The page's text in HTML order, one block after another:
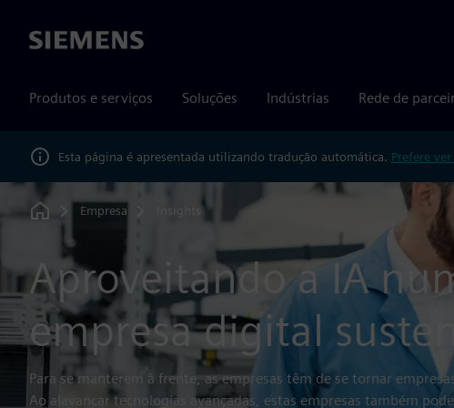
Siemens
Produtos e serviços Soluções Indústrias Rede de
Esta página é apresentada utilizando tradução automática. Prefere
Home
Empresa Insights
Aproveitando a IA
empresa digital
Para se manterem à frente, as empresas têm de se tornar
Ao alavancar tecnologias avançadas, estas empresas também